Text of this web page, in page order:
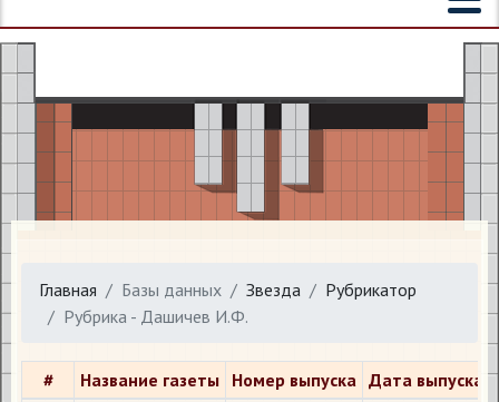
Главная Базы данных Звезда
Рубрикатор
Рубрика - Дашичев И.Ф.
# Название газеты Номер выпуска Дата выпуска